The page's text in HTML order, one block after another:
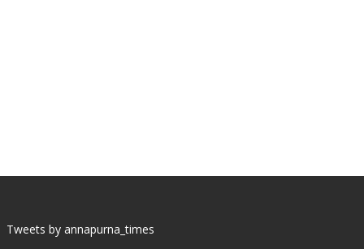
Tweets by annapurna_times